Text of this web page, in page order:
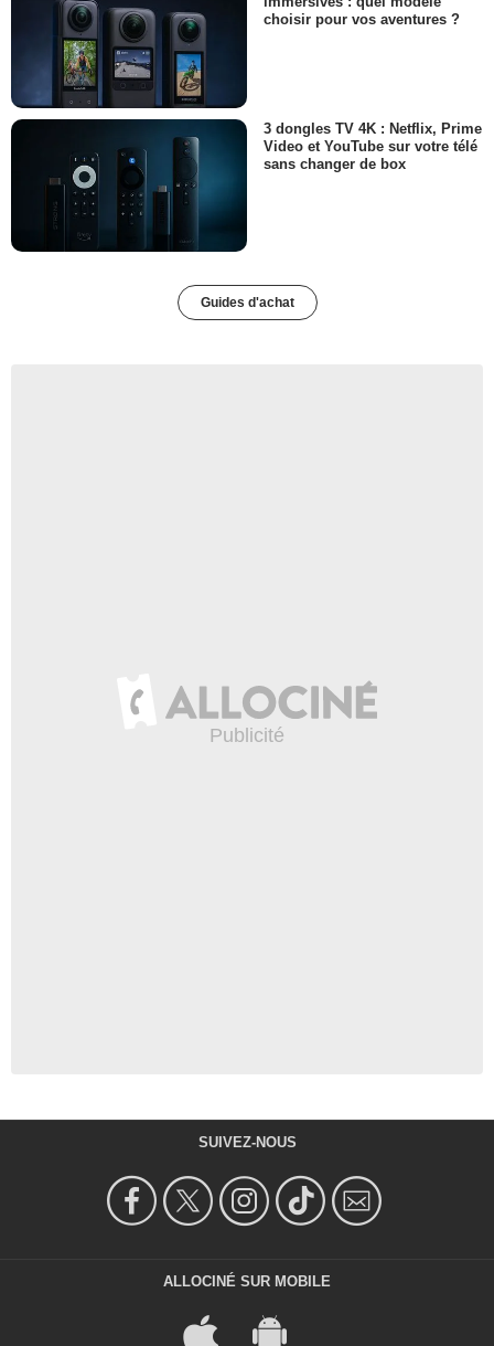
choisir pour vos aventures ?
3 dongles TV 4K : Netflix, Prime
Video et YouTube sur votre télé
sans changer de box
Guides d'achat
SUIVEZ-NOUS
ALLOCINÉ SUR MOBILE